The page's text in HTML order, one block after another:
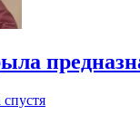
спустя